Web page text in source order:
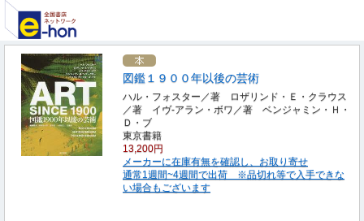
図鑑１９００年以後の芸術
ハル・フォスター／著 ロザリンド・Ｅ・クラウス
／著 イヴ‐アラン・ボワ／著 ベンジャミン・Ｈ・
Ｄ・ブ
東京書籍
13,200円
メーカーに在庫有無を確認し、お取り寄せ
通常1週間~4週間で出荷 ※品切れ等で入手できな
い場合もございます